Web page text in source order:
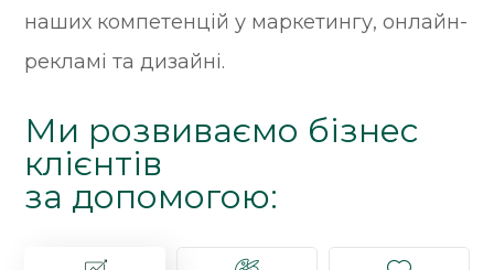
наших компетенцій у маркетингу, онлайн-
рекламі та дизайні.
Ми розвиваємо бізнес
клієнтів
за допомогою: